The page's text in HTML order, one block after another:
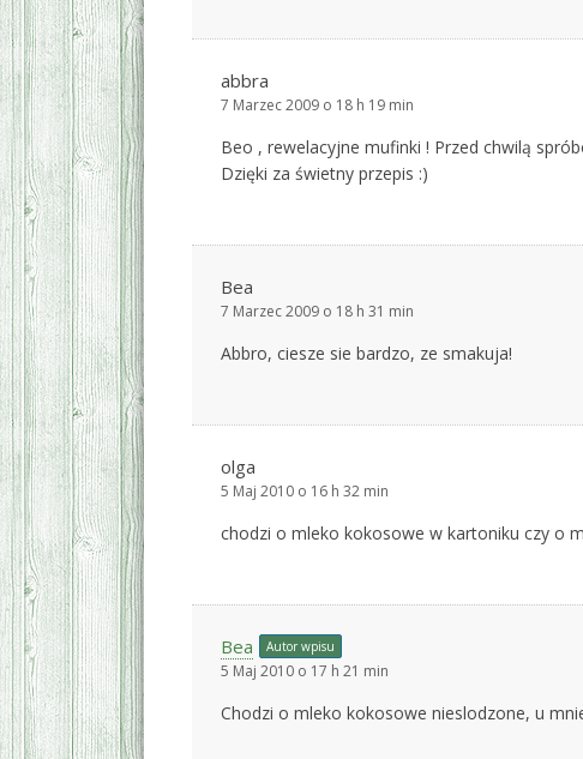
abbra
7 Marzec 2009 o 18 h 19 min
Beo , rewelacyjne mufinki ! Przed chwilą
Dzięki za świetny przepis :)
Bea
7 Marzec 2009 o 18 h 31 min
Abbro, ciesze sie bardzo, ze smakuja!
olga
5 Maj 2010 o 16 h 32 min
chodzi o mleko kokosowe w kartoniku czy o
Bea Autor wpisu
5 Maj 2010 o 17 h 21 min
Chodzi o mleko kokosowe nieslodzone, u